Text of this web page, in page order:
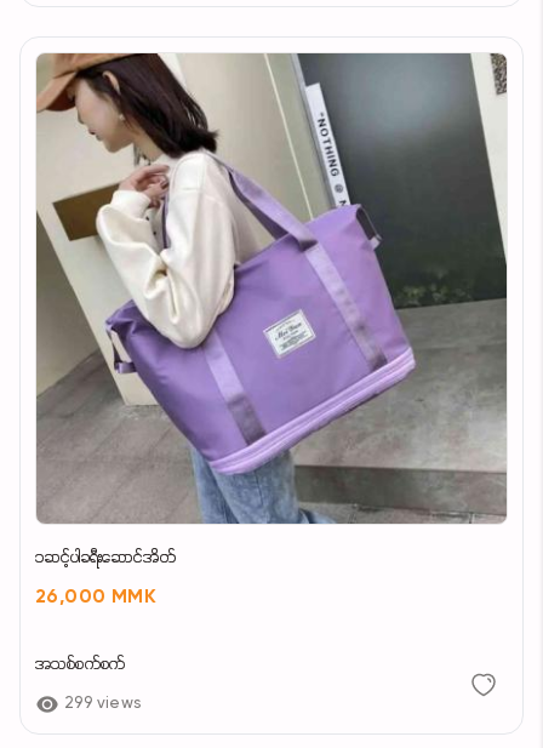
၁ဆင့်ပါခရီးဆောင်အိတ်
26,000 MMK
အသစ်စက်စက်
299 views